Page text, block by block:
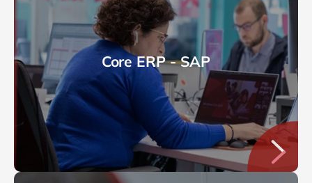
Core ERP - SAP